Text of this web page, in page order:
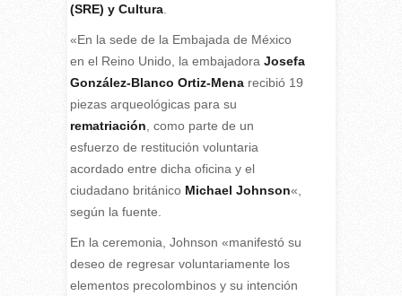
(SRE) y Cultura.
«En la sede de la Embajada de México
en el Reino Unido, la embajadora Josefa
González-Blanco Ortiz-Mena recibió 19
piezas arqueológicas para su
rematriación , como parte de un
esfuerzo de restitución voluntaria
acordado entre dicha oficina y el
ciudadano británico Michael Johnson«,
según la fuente.
En la ceremonia, Johnson «manifestó su
deseo de regresar voluntariamente los
elementos precolombinos y su intención